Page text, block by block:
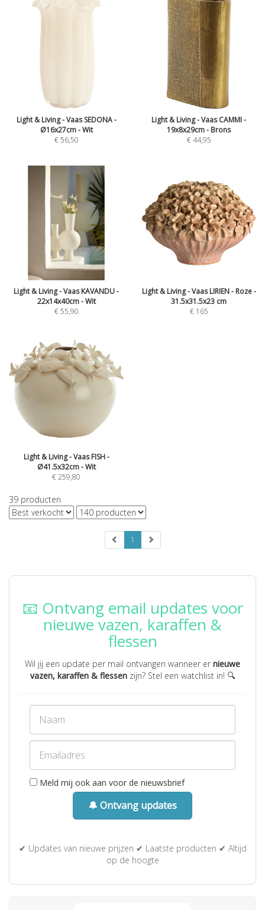
Light & Living - Vaas SEDONA -
Ø16x27cm - Wit
€56,50
Light & Living - Vaas CAMMI -
19x8x29cm - Brons
€44,95
Light & Living - Vaas KAVANDU -
22x14x40cm - Wit
€55,90
Light & Living - Vaas LIRIEN - Roze -
31.5x31.5x23 cm
€ 165
Light & Living - Vaas FISH -
Ø41.5x32cm - Wit
€259,80
39 producten
1
📧 Ontvang email updates voor
nieuwe vazen, karaffen &
flessen
Wil jij een update per mail ontvangen wanneer er nieuwe
vazen, karaffen & flessenzijn? Stel een watchlist in! 🔍
Meld mij ook aan voor de nieuwsbrief
🔔 Ontvang updates
✔ Updates van nieuwe prijzen ✔ Laatste producten ✔ Altijd
op de hoogte